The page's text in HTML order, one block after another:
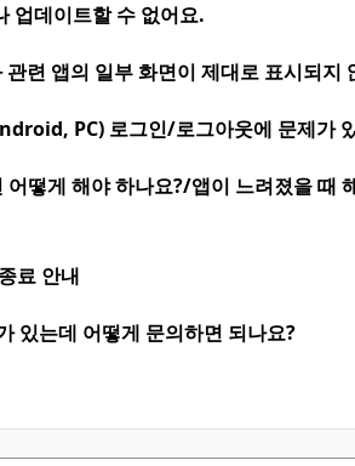
업데이트할 수 없어요.
련 앱의 일부 화면이 제대로 표시되지
PC) 로그인/로그아웃에 문제가
어떻게 해야 하나요?/앱이 느려졌을 때
료 안내
있는데 어떻게 문의하면 되나요?